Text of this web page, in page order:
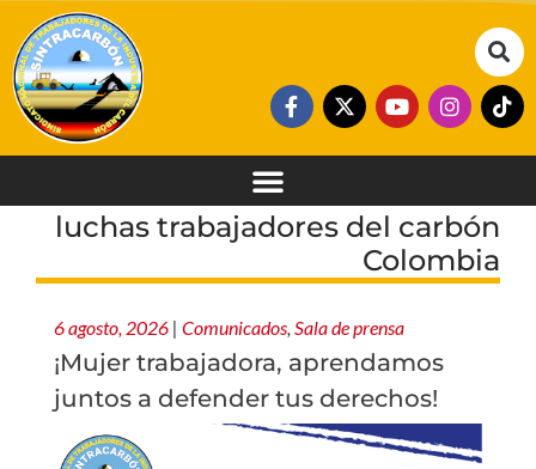
luchas trabajadores del carbón
Colombia
6 agosto, 2026 | Comunicados, Sala de prensa
¡Mujer trabajadora, aprendamos
juntos a defender tus derechos!